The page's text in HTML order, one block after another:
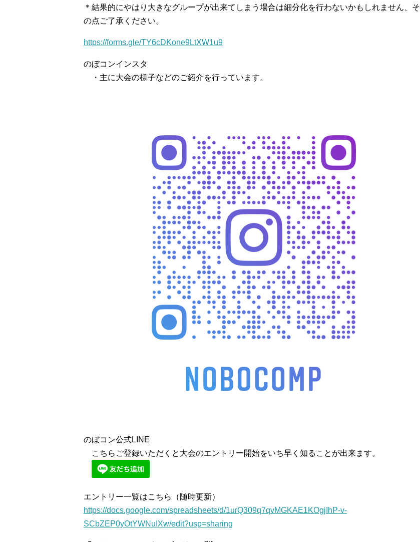
＊結果的にやはり大きなグループが出来てしまう場合は細分化を行わないかもしれません、そ
の点ご了承ください。
https://forms.gle/TY6cDKone9LtXW1u9
のぼコンインスタ
・主に大会の様子などのご紹介を行っています。
のぼコン公式LINE
こちらご登録いただくと大会のエントリー開始をいち早く知ることが出来ます。
エントリー一覧はこちら（随時更新）
https://docs.google.com/spreadsheets/d/1urQ309q7qvMGKAE1KOgjIhP-v-
SCbZEP0yOtYWNuIXw/edit?usp=sharing